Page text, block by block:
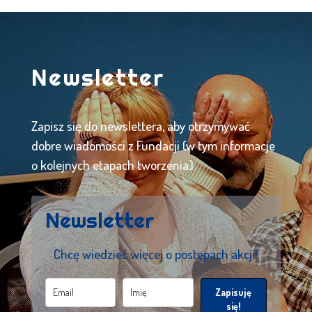
Newsletter
Zapisz się do newslettera, aby otrzymywać
dobre wiadomości z Fundacji (w tym informacje
o kolejnych etapach tworzenia).
Newsletter
Chcę wiedzieć więcej o postępach akcji!
Zapisuję
się!